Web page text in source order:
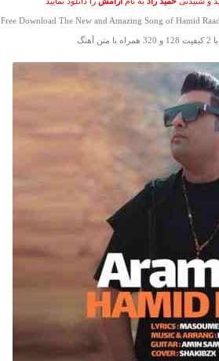
Free Download The New and Amazing Song of Hamid